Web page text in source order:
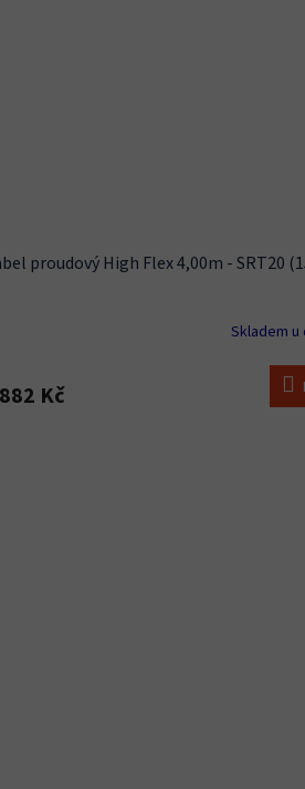
proudový High Flex 4,00m - SRT20
Skladem
Kč